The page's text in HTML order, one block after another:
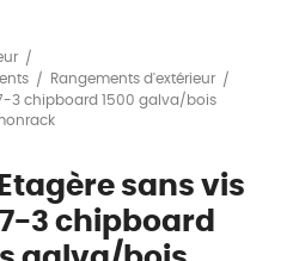
Rangements d'extérieur
3 chipboard 1500 galva/bois
Etagère sans vis
3 chipboard